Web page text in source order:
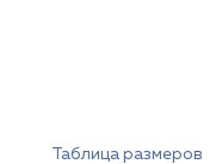
Таблица размеров